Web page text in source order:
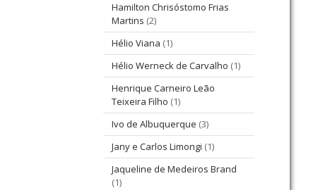
Hamilton Chrisóstomo Frias
Martins (2)
Hélio Viana (1)
Hélio Werneck de Carvalho (1)
Henrique Carneiro Leão
Teixeira Filho (1)
Ivo de Albuquerque (3)
Jany e Carlos Limongi (1)
Jaqueline de Medeiros Brand
(1)